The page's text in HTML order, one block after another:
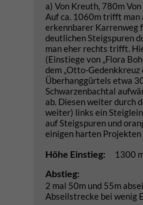
a) Von Kreuth, 780m
Auf ca. 1060m trifft man
erkennbarer Karrenweg
deutlichen Steigspuren
man eher rechts trifft.
(Einstiege von „Flora
dem „Otto-
Überhanggürtels etwa
Schwarzenbachtal
ab. Diesen weiter durch
weiter) links ein
auf Steigspuren und
einigen harten
Höhe Einstieg: 1300
Abstieg:
2 mal 50m und 55m
Abseilstrecke bei wenig